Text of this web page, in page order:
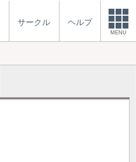
サークル ヘルプ
MENU